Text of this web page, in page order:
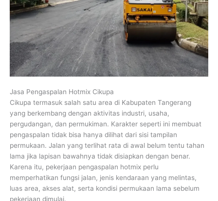
Jasa Pengaspalan Hotmix Cikupa
Cikupa termasuk salah satu area di Kabupaten Tangerang
yang berkembang dengan aktivitas industri, usaha,
pergudangan, dan permukiman. Karakter seperti ini membuat
pengaspalan tidak bisa hanya dilihat dari sisi tampilan
permukaan. Jalan yang terlihat rata di awal belum tentu tahan
lama jika lapisan bawahnya tidak disiapkan dengan benar.
Karena itu, pekerjaan pengaspalan hotmix perlu
memperhatikan fungsi jalan, jenis kendaraan yang melintas,
luas area, akses alat, serta kondisi permukaan lama sebelum
pekerjaan dimulai.